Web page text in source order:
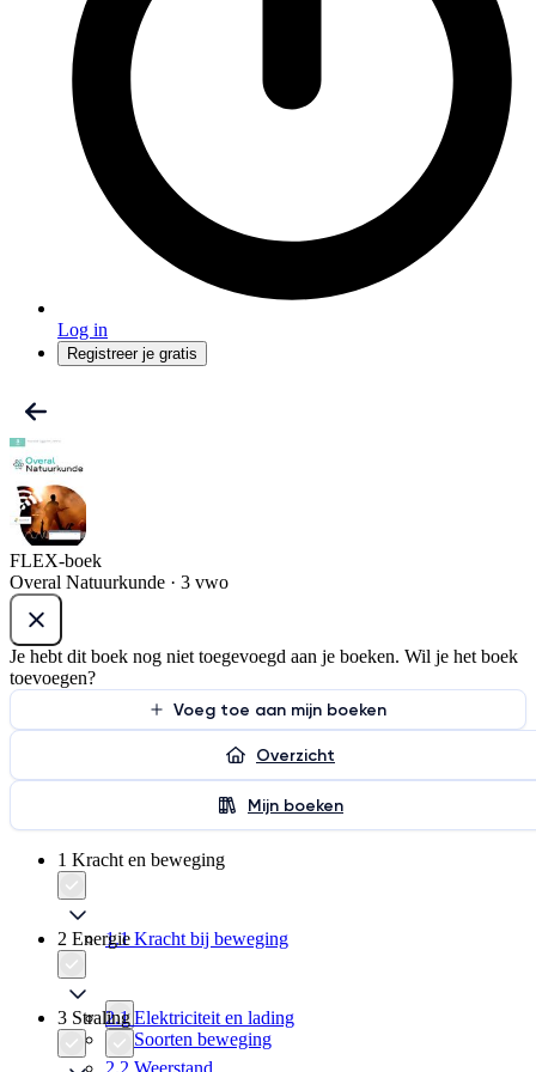
Log in
Registreer je gratis
FLEX-boek
Overal Natuurkunde · 3 vwo
Je hebt dit boek nog niet toegevoegd aan je boeken. Wil je het boek
toevoegen?
Voeg toe aan mijn boeken
Overzicht
Mijn boeken
1 Kracht en beweging
1.1 Kracht bij beweging
1.2 Soorten beweging
2 Energie
2.1 Elektriciteit en lading
3 Straling